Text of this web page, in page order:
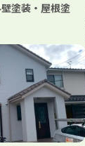
塗装・屋根塗